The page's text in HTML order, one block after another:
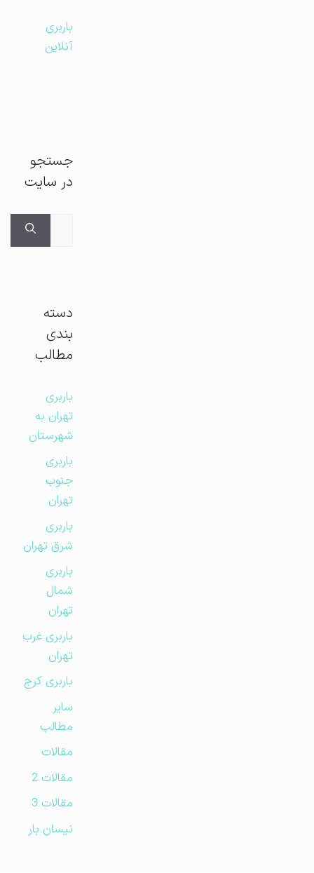
باربری
آنلاین
جستجو
در سایت
دسته
بندی
مطالب
باربری
تهران به
شهرستان
باربری
جنوب
تهران
باربری
شرق تهران
باربری
شمال
تهران
باربری غرب
تهران
باربری کرج
مطالب
مقالات
مقالات 2
مقالات 3
نیسان بار